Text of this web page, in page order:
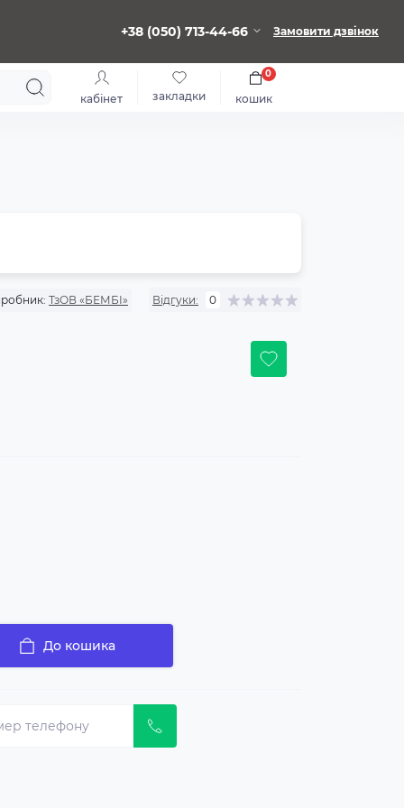
+38 (050) 713-44-66 Замовити дзвінок
кабінет закладки кошик
0
ТзОВ «БЕМБІ» Відгуки: 0
До кошика